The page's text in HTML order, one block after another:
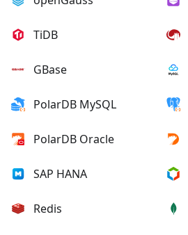
TiDB
GBase
PolarDB MySQL
PolarDB Oracle
SAP HANA
Redis